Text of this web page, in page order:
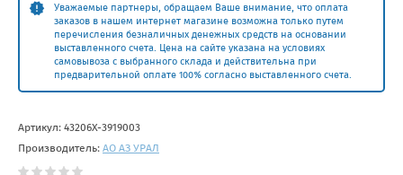
Уважаемые партнеры, обращаем Ваше внимание, что оплата
заказов в нашем интернет магазине возможна только путем
перечисления безналичных денежных средств на основании
выставленного счета. Цена на сайте указана на условиях
самовывоза с выбранного склада и действительна при
предварительной оплате 100% согласно выставленного счета.
Артикул: 43206Х-3919003
Производитель: АО АЗ УРАЛ